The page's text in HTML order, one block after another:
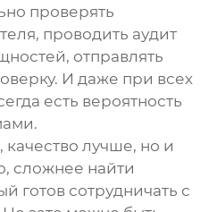
проверять
проводить аудит
отправлять
И даже при всех
есть вероятность
лучше, но и
сложнее найти
готов сотрудничать с